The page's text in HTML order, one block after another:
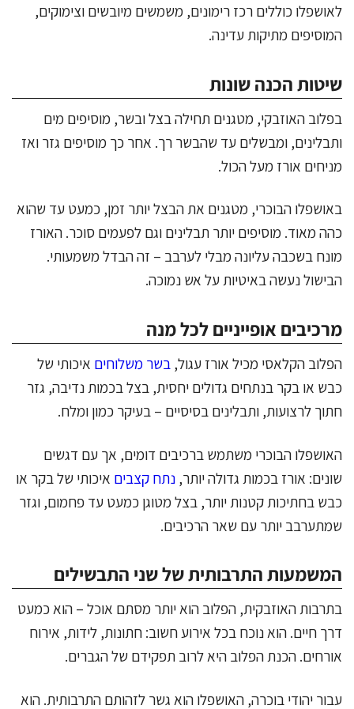
לאושפלו כוללים רכז רימונים, משמשים מיובשים וצימוקים,
המוסיפים מתיקות עדינה.
שיטות הכנה שונות
בפלוב האוזבקי, מטגנים תחילה בצל ובשר, מוסיפים מים
ותבלינים, ומבשלים עד שהבשר רך. אחר כך מוסיפים גזר ואז
מניחים אורז מעל הכול.
באושפלו הבוכרי, מטגנים את הבצל יותר זמן, כמעט עד שהוא
כהה מאוד. מוסיפים יותר תבלינים וגם לפעמים סוכר. האורז
מונח בשכבה עליונה מבלי לערבב – זה הבדל משמעותי.
הבישול נעשה באיטיות על אש נמוכה.
מרכיבים אופייניים לכל מנה
הפלוב הקלאסי מכיל אורז עגול, בשר משלוחים איכותי של
כבש או בקר בנתחים גדולים יחסית, בצל בכמות נדיבה, גזר
חתוך לרצועות, ותבלינים בסיסיים – בעיקר כמון ומלח.
האושפלו הבוכרי משתמש ברכיבים דומים, אך עם דגשים
שונים: אורז בכמות גדולה יותר, נתח קצבים איכותי של בקר או
כבש בחתיכות קטנות יותר, בצל מטוגן כמעט עד פחמום, וגזר
שמתערבב יותר עם שאר הרכיבים.
המשמעות התרבותית של שני התבשילים
בתרבות האוזבקית, הפלוב הוא יותר מסתם אוכל – הוא כמעט
דרך חיים. הוא נוכח בכל אירוע חשוב: חתונות, לידות, אירוח
אורחים. הכנת הפלוב היא לרוב תפקידם של הגברים.
עבור יהודי בוכרה, האושפלו הוא גשר לזהותם התרבותית. הוא